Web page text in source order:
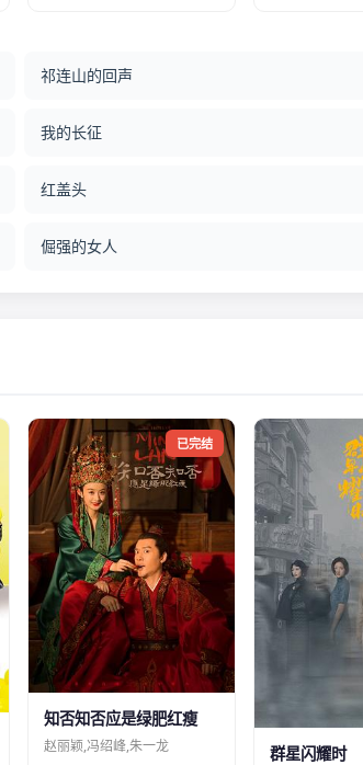
祁连山的回声
我的长征
红盖头
倔强的女人
已完结
知否知否应是绿肥红瘦
赵丽颖,冯绍峰,朱一龙 群星闪耀时